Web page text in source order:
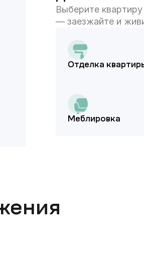
Выберите
— заезжайте и
Отделка
Меблировка